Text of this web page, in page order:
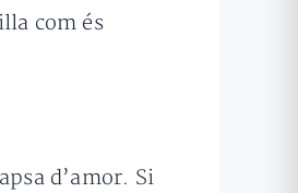
com és
d’amor. Si